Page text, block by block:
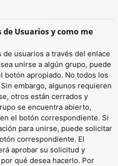
Usuarios y como me
usuarios a través del enlace
unirse a algún grupo, puede
botón apropiado. No todos los
embargo, algunos requieren
otros están cerrados y
se encuentra abierto,
el botón correspondiente. Si
para unirse, puede solicitar
correspondiente. El
aprobar su solicitud y
qué desea hacerlo. Por